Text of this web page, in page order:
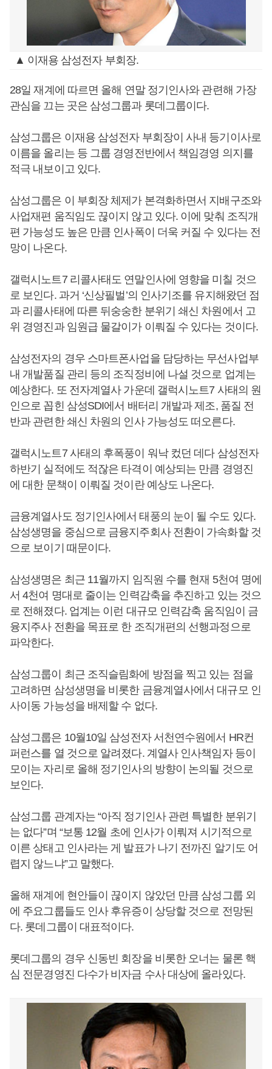
▲ 이재용 삼성전자 부회장.
28일 재계에 따르면 올해 연말 정기인사와 관련해 가장
관심을 끄는 곳은 삼성그룹과 롯데그룹이다.
삼성그룹은 이재용 삼성전자 부회장이 사내 등기이사로
이름을 올리는 등 그룹 경영전반에서 책임경영 의지를
적극 내보이고 있다.
삼성그룹은 이 부회장 체제가 본격화하면서 지배구조와
사업재편 움직임도 끊이지 않고 있다. 이에 맞춰 조직개
편 가능성도 높은 만큼 인사폭이 더욱 커질 수 있다는 전
망이 나온다.
갤럭시노트7 리콜사태도 연말인사에 영향을 미칠 것으
로 보인다. 과거 ‘신상필벌’의 인사기조를 유지해왔던 점
과 리콜사태에 따른 뒤숭숭한 분위기 쇄신 차원에서 고
위 경영진과 임원급 물갈이가 이뤄질 수 있다는 것이다.
삼성전자의 경우 스마트폰사업을 담당하는 무선사업부
내 개발품질 관리 등의 조직정비에 나설 것으로 업계는
예상한다. 또 전자계열사 가운데 갤럭시노트7 사태의 원
인으로 꼽힌 삼성SDI에서 배터리 개발과 제조, 품질 전
반과 관련한 쇄신 차원의 인사 가능성도 떠오른다.
갤럭시노트7 사태의 후폭풍이 워낙 컸던 데다 삼성전자
하반기 실적에도 적잖은 타격이 예상되는 만큼 경영진
에 대한 문책이 이뤄질 것이란 예상도 나온다.
금융계열사도 정기인사에서 태풍의 눈이 될 수도 있다.
삼성생명을 중심으로 금융지주회사 전환이 가속화할 것
으로 보이기 때문이다.
삼성생명은 최근 11월까지 임직원 수를 현재 5천여 명에
서 4천여 명대로 줄이는 인력감축을 추진하고 있는 것으
로 전해졌다. 업계는 이런 대규모 인력감축 움직임이 금
융지주사 전환을 목표로 한 조직개편의 선행과정으로
파악한다.
삼성그룹이 최근 조직슬림화에 방점을 찍고 있는 점을
고려하면 삼성생명을 비롯한 금융계열사에서 대규모 인
사이동 가능성을 배제할 수 없다.
삼성그룹은 10월10일 삼성전자 서천연수원에서 HR컨
퍼런스를 열 것으로 알려졌다. 계열사 인사책임자 등이
모이는 자리로 올해 정기인사의 방향이 논의될 것으로
보인다.
삼성그룹 관계자는 “아직 정기인사 관련 특별한 분위기
는 없다”며 “보통 12월 초에 인사가 이뤄져 시기적으로
이른 상태고 인사라는 게 발표가 나기 전까진 알기도 어
렵지 않느냐”고 말했다.
올해 재계에 현안들이 끊이지 않았던 만큼 삼성그룹 외
에 주요그룹들도 인사 후유증이 상당할 것으로 전망된
다. 롯데그룹이 대표적이다.
롯데그룹의 경우 신동빈 회장을 비롯한 오너는 물론 핵
심 전문경영진 다수가 비자금 수사 대상에 올라있다.